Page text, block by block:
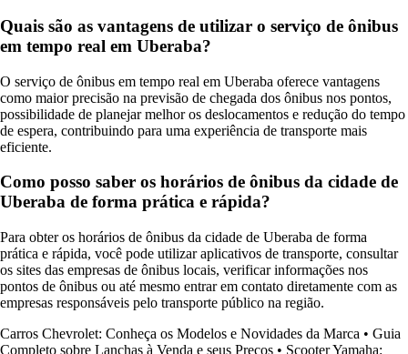
Quais são as vantagens de utilizar o serviço de ônibus
em tempo real em Uberaba?
O serviço de ônibus em tempo real em Uberaba oferece vantagens
como maior precisão na previsão de chegada dos ônibus nos pontos,
possibilidade de planejar melhor os deslocamentos e redução do tempo
de espera, contribuindo para uma experiência de transporte mais
eficiente.
Como posso saber os horários de ônibus da cidade de
Uberaba de forma prática e rápida?
Para obter os horários de ônibus da cidade de Uberaba de forma
prática e rápida, você pode utilizar aplicativos de transporte, consultar
os sites das empresas de ônibus locais, verificar informações nos
pontos de ônibus ou até mesmo entrar em contato diretamente com as
empresas responsáveis pelo transporte público na região.
Carros Chevrolet: Conheça os Modelos e Novidades da Marca • Guia
Completo sobre Lanchas à Venda e seus Preços • Scooter Yamaha: